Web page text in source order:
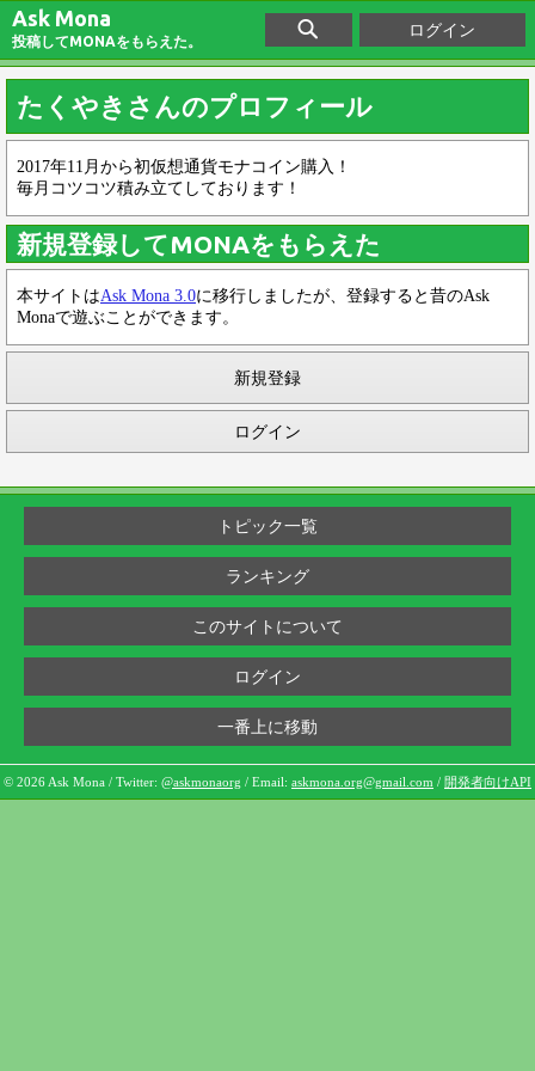
Ask Mona
投稿してMONAをもらえた。
ログイン
たくやきさんのプロフィール
2017年11月から初仮想通貨モナコイン購入！
毎月コツコツ積み立てしております！
新規登録してMONAをもらえた
本サイトはAsk Mona 3.0に移行しましたが、登録すると昔のAsk
Monaで遊ぶことができます。
新規登録
ログイン
トピック一覧
ランキング
このサイトについて
ログイン
一番上に移動
© 2026 Ask Mona / Twitter: @askmonaorg / Email: askmona.org@gmail.com / 開発者向けAPI